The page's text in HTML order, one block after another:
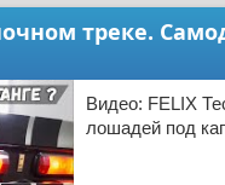
треке.
Видео: FELIX
лошадей под